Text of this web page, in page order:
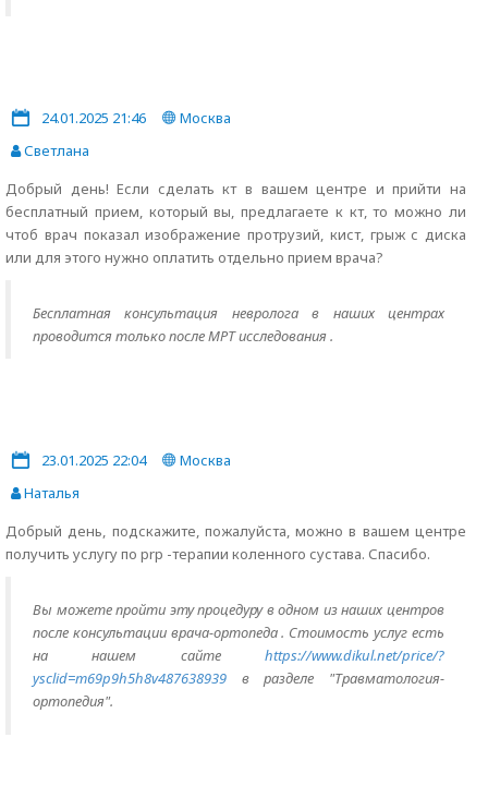
24.01.2025 21:46
Москва
Светлана
Добрый день! Если сделать кт в вашем центре и прийти на
бесплатный прием, который вы, предлагаете к кт, то можно ли
чтоб врач показал изображение протрузий, кист, грыж с диска
или для этого нужно оплатить отдельно прием врача?
Бесплатная консультация невролога в наших центрах
проводится только после МРТ исследования .
23.01.2025 22:04
Москва
Наталья
Добрый день, подскажите, пожалуйста, можно в вашем центре
получить услугу по prp -терапии коленного сустава. Спасибо.
Вы можете пройти эту процедуру в одном из наших центров
после консультации врача-ортопеда . Стоимость услуг есть
на нашем сайте https://www.dikul.net/price/?
ysclid=m69p9h5h8v487638939 в разделе "Травматология-
ортопедия".